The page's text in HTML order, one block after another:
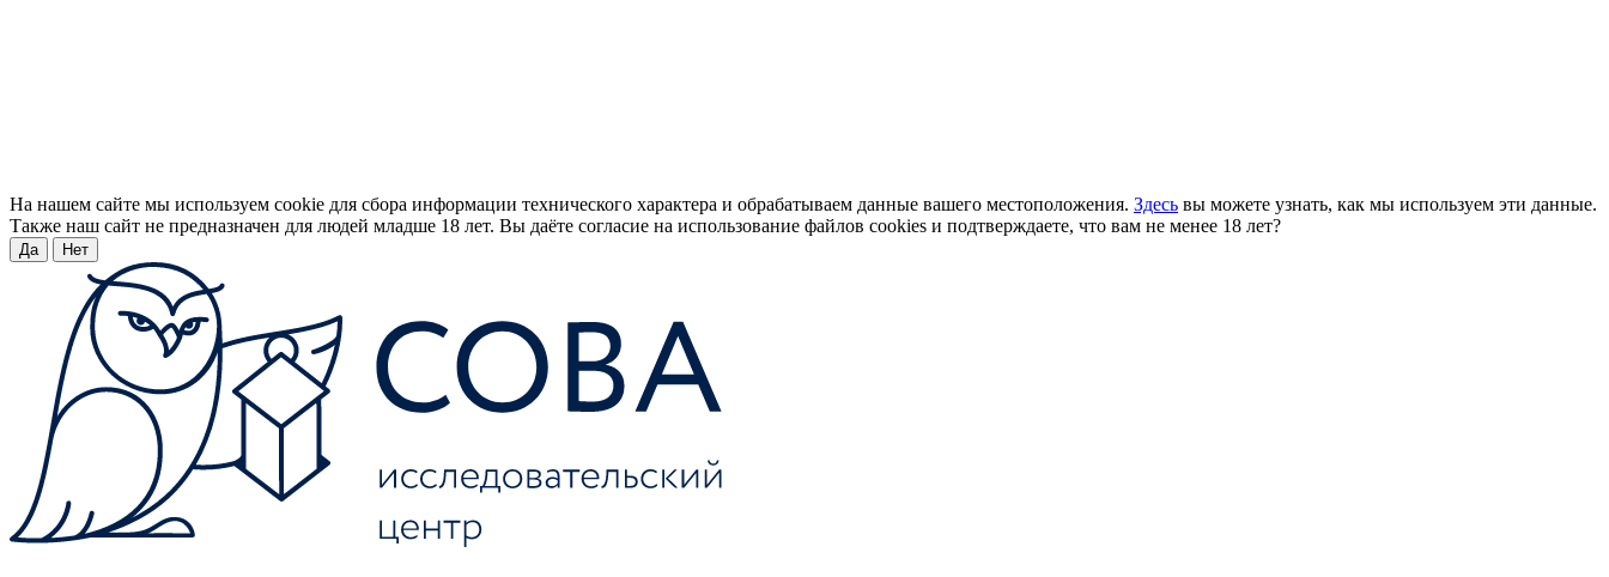
На нашем сайте мы используем cookie для сбора информации технического характера и обрабатываем данные вашего местоположения. Здесь вы можете узнать, как мы используем эти данные.
Также наш сайт не предназначен для людей младше 18 лет. Вы даёте согласие на использование файлов cookies и подтверждаете, что вам не менее 18 лет?
Да Нет